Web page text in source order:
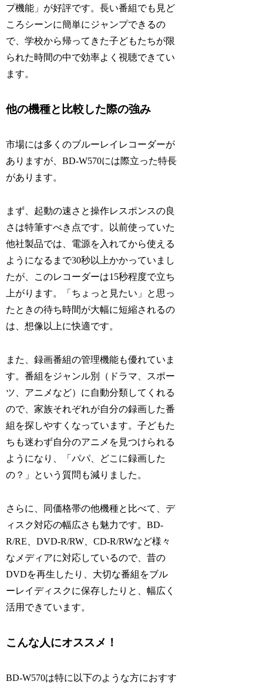
プ機能」が好評です。長い番組でも見ど
ころシーンに簡単にジャンプできるの
で、学校から帰ってきた子どもたちが限
られた時間の中で効率よく視聴できてい
ます。
他の機種と比較した際の強み
市場には多くのブルーレイレコーダーが
ありますが、BD-W570には際立った特長
があります。
まず、起動の速さと操作レスポンスの良
さは特筆すべき点です。以前使っていた
他社製品では、電源を入れてから使える
ようになるまで30秒以上かかっていまし
たが、このレコーダーは15秒程度で立ち
上がります。「ちょっと見たい」と思っ
たときの待ち時間が大幅に短縮されるの
は、想像以上に快適です。
また、録画番組の管理機能も優れていま
す。番組をジャンル別（ドラマ、スポー
ツ、アニメなど）に自動分類してくれる
ので、家族それぞれが自分の録画した番
組を探しやすくなっています。子どもた
ちも迷わず自分のアニメを見つけられる
ようになり、「パパ、どこに録画した
の？」という質問も減りました。
さらに、同価格帯の他機種と比べて、デ
ィスク対応の幅広さも魅力です。BD-
R/RE、DVD-R/RW、CD-R/RWなど様々
なメディアに対応しているので、昔の
DVDを再生したり、大切な番組をブル
ーレイディスクに保存したりと、幅広く
活用できています。
こんな人にオススメ！
BD-W570は特に以下のような方におすす